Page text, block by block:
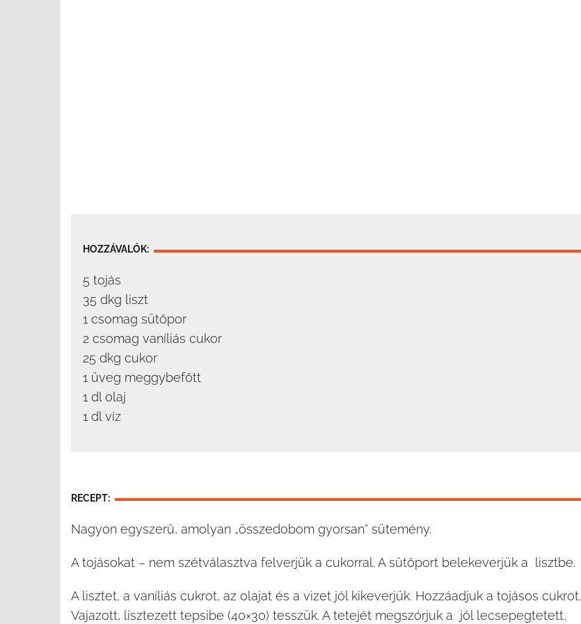
HOZZÁVALÓK:
5 tojás
35 dkg liszt
1 csomag sütőpor
2 csomag vaníliás cukor
25 dkg cukor
1 üveg meggybefőtt
1 dl olaj
1 dl víz
RECEPT:
Nagyon egyszerű, amolyan „összedobom gyorsan” sütemény.
A tojásokat – nem szétválasztva felverjük a cukorral. A sütőport belekeverjük a lisztbe.
A lisztet, a vaníliás cukrot, az olajat és a vizet jól kikeverjük. Hozzáadjuk a tojásos cukrot.
Vajazott, lisztezett tepsibe (40×30) tesszük. A tetejét megszórjuk a jól lecsepegtetett,